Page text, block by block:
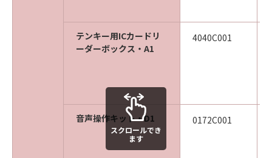
テンキー用ICカードリ
ーダーボックス・A1
4040C001
音声操作キット・D1 0172C001
スクロールでき
ます